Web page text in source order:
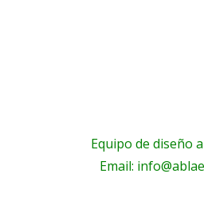
Equipo de diseño
Email: